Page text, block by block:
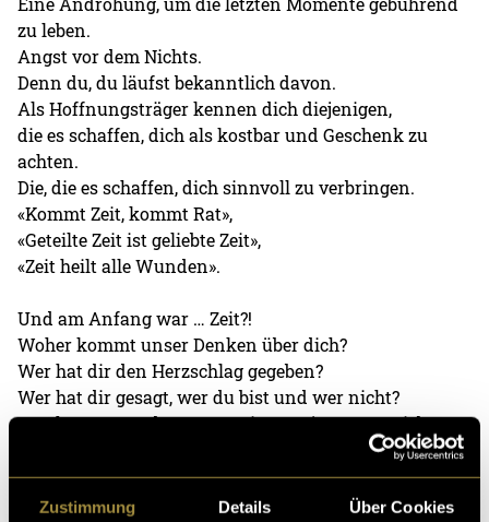
Zustimmung Details Über Cookies
zu leben.
Angst vor dem Nichts.
Denn du, du läufst bekanntlich davon.
Als Hoffnungsträger kennen dich diejenigen,
die es schaffen, dich als kostbar und Geschenk zu
achten.
Die, die es schaffen, dich sinnvoll zu verbringen.
«Kommt Zeit, kommt Rat»,
«Geteilte Zeit ist geliebte Zeit»,
«Zeit heilt alle Wunden».
Und am Anfang war … Zeit?!
Woher kommt unser Denken über dich?
Wer hat dir den Herzschlag gegeben?
Wer hat dir gesagt, wer du bist und wer nicht?
Wer hat gesagt, dass man mit 15 zu jung zum Lieben
mit 35 eine alte Mutter,
mit 65 ein alter Knacker,